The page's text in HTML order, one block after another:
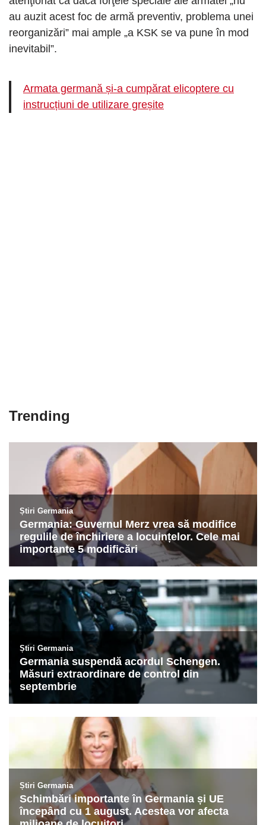
au auzit acest foc de armă preventiv, problema unei
reorganizări” mai ample „a KSK se va pune în mod
inevitabil”.
Armata germană și-a cumpărat elicoptere cu
instrucțiuni de utilizare greșite
Trending